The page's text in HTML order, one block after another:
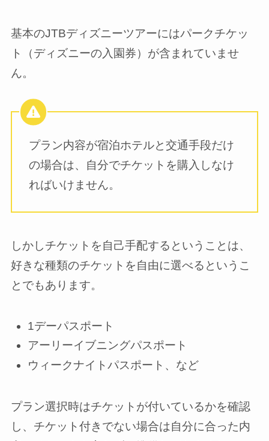
基本のJTBディズニーツアーにはパークチケッ
ト（ディズニーの入園券）が含まれていませ
ん。
プラン内容が宿泊ホテルと交通手段だけ
の場合は、自分でチケットを購入しなけ
ればいけません。
しかしチケットを自己手配するということは、
好きな種類のチケットを自由に選べるというこ
とでもあります。
1デーパスポート
アーリーイブニングパスポート
ウィークナイトパスポート、など
プラン選択時はチケットが付いているかを確認
し、チケット付きでない場合は自分に合った内